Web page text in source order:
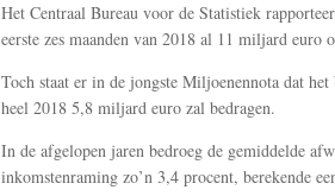
Het Centraal Bureau voor de Statistiek
eerste zes maanden van 2018 al 11 miljard euro
Toch staat er in de jongste Miljoenennota dat
heel 2018 5,8 miljard euro zal bedragen.
In de afgelopen jaren bedroeg de gemiddelde
inkomstenraming zo’n 3,4 procent, berekende